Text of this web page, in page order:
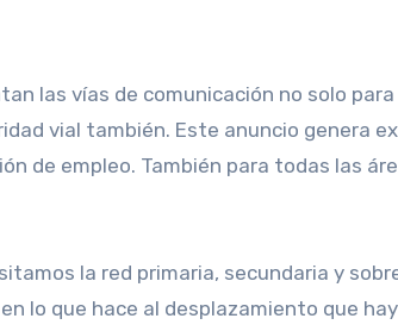
las vías de comunicación no solo
vial también. Este anuncio genera
de empleo. También para todas las
la red primaria, secundaria y
lo que hace al desplazamiento que